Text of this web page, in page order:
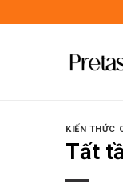
to
KIẾN THỨC
Tất